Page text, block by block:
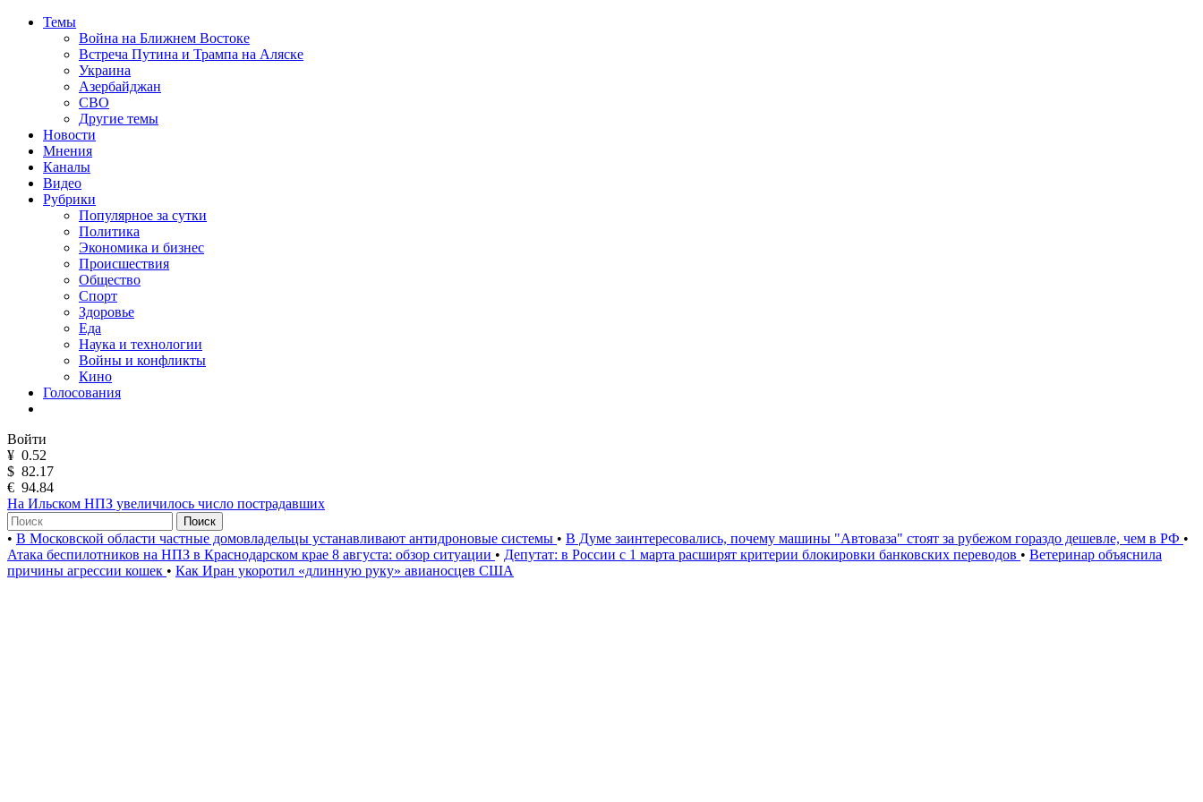
Темы
Война на Ближнем Востоке
Встреча Путина и Трампа на Аляске
Украина
Азербайджан
СВО
Другие темы
Новости
Мнения
Каналы
Видео
Рубрики
Популярное за сутки
Политика
Экономика и бизнес
Происшествия
Общество
Спорт
Здоровье
Еда
Наука и технологии
Войны и конфликты
Кино
Голосования
Войти
¥ 0.52
$ 82.17
€ 94.84
На Ильском НПЗ увеличилось число пострадавших
Поиск
• В Московской области частные домовладельцы устанавливают антидроновые системы • В Думе заинтересовались, почему машины "Автоваза" стоят за рубежом гораздо дешевле, чем в РФ •
Атака беспилотников на НПЗ в Краснодарском крае 8 августа: обзор ситуации • Депутат: в России с 1 марта расширят критерии блокировки банковских переводов • Ветеринар объяснила
причины агрессии кошек • Как Иран укоротил «длинную руку» авианосцев США